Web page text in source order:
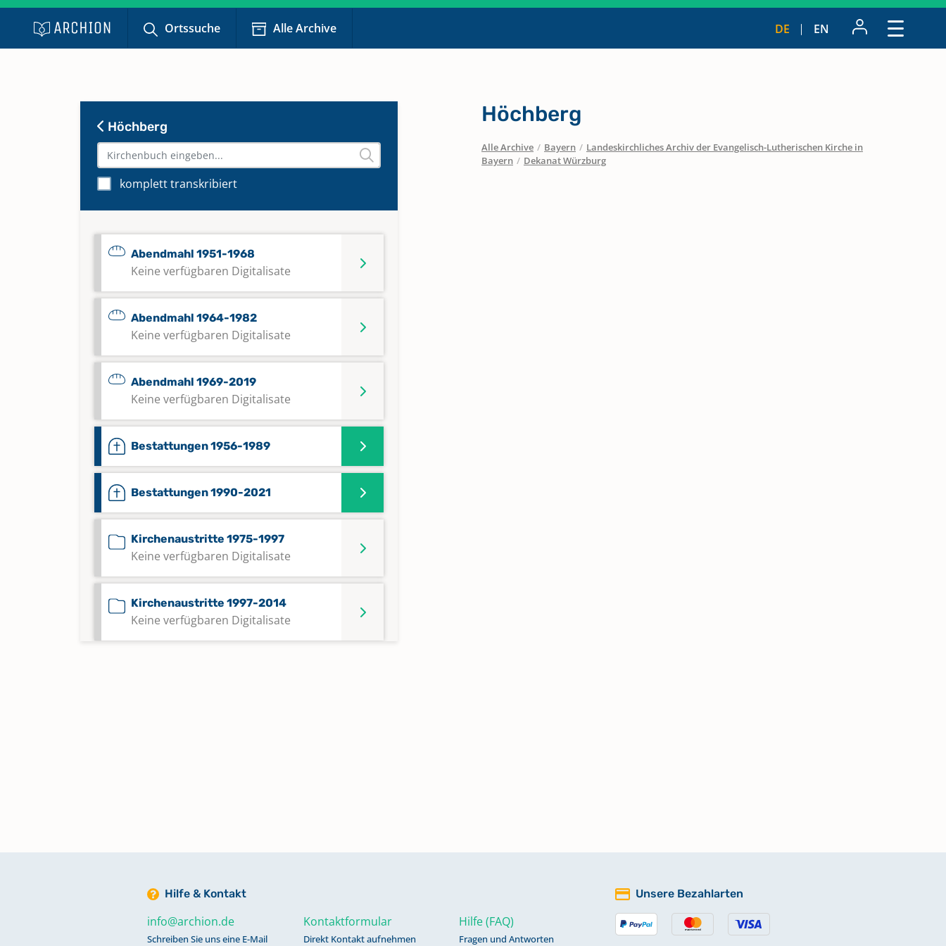
Ortssuche Alle Archive DE EN
Höchberg
komplett transkribiert
Abendmahl 1951-1968
Keine verfügbaren Digitalisate
Abendmahl 1964-1982
Keine verfügbaren Digitalisate
Abendmahl 1969-2019
Keine verfügbaren Digitalisate
Bestattungen 1956-1989
Bestattungen 1990-2021
Kirchenaustritte 1975-1997
Keine verfügbaren Digitalisate
Kirchenaustritte 1997-2014
Keine verfügbaren Digitalisate
Keine verfügbaren Digitalisate
Konfirmationen 1976-2007
Höchberg
Alle Archive / Bayern / Landeskirchliches Archiv der Evangelisch-Lutherischen Kirche in
Bayern / Dekanat Würzburg
Hilfe & Kontakt
info@archion.de
Schreiben Sie uns eine E-Mail
Kontaktformular
Direkt Kontakt aufnehmen
Hilfe (FAQ)
Fragen und Antworten
Unsere Bezahlarten